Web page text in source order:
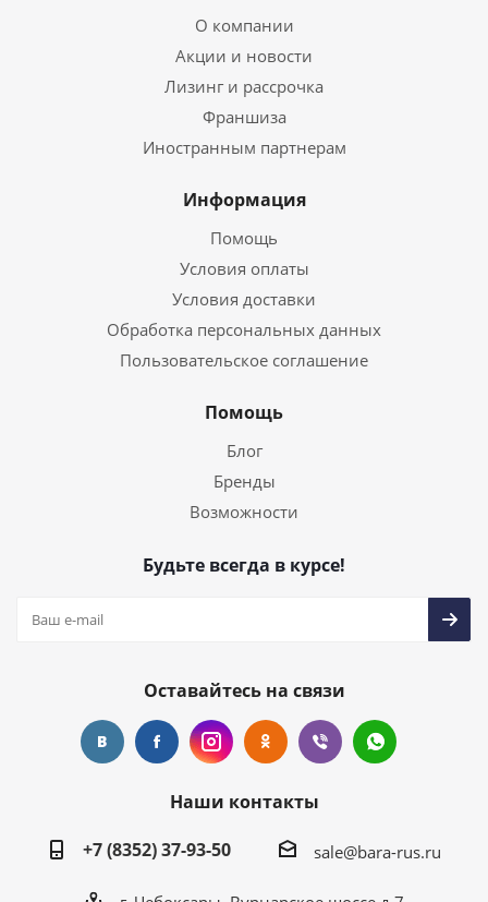
О компании
Акции и новости
Лизинг и рассрочка
Франшиза
Иностранным партнерам
Информация
Помощь
Условия оплаты
Условия доставки
Обработка персональных данных
Пользовательское соглашение
Помощь
Блог
Бренды
Возможности
Будьте всегда в курсе!
Оставайтесь на связи
Наши контакты
+7 (8352) 37-93-50
sale@bara-rus.ru